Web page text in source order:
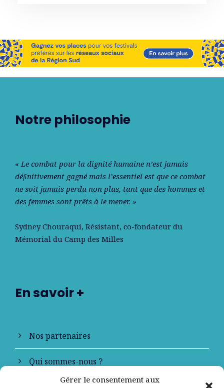
Gérer le consentement aux
Notre philosophie
« Le combat pour la dignité humaine n’est jamais
déﬁnitivement gagné mais l’essentiel est que ce combat
ne soit jamais perdu non plus, tant que des hommes et
des femmes sont prêts à le mener. »
Sydney Chouraqui, Résistant, co-fondateur du
Mémorial du Camp des Milles
En savoir +
Nos partenaires
Qui sommes-nous ?